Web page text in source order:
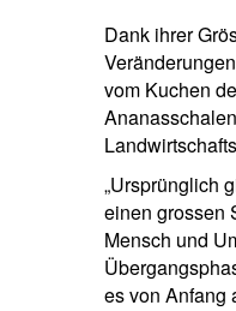
Dank ihrer
vom Kuchen
„Ursprünglich
einen grossen
Mensch und
es von Anfang